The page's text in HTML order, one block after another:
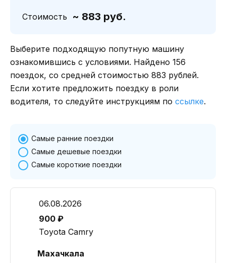
Стоимость ~ 883 руб.
Выберите подходящую попутную машину
ознакомившись с условиями. Найдено 156
поездок, со средней стоимостью 883 рублей.
Если хотите предложить поездку в роли
водителя, то следуйте инструкциям по ссылке.
Самые ранние поездки
Самые дешевые поездки
Самые короткие поездки
06.08.2026
900 ₽
Toyota Camry
Махачкала